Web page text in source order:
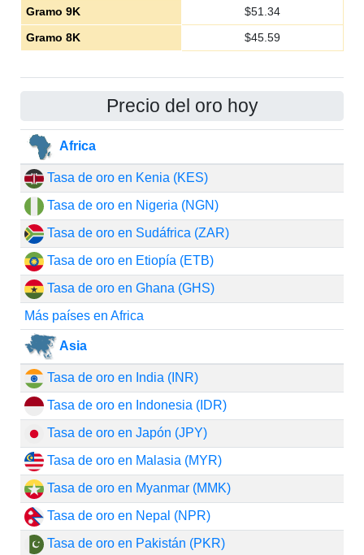
Gramo 9K
$51.34
Gramo 8K
$45.59
Precio del oro hoy
Africa
Tasa de oro en Kenia (KES)
Tasa de oro en Nigeria (NGN)
Tasa de oro en Sudáfrica (ZAR)
Tasa de oro en Etiopía (ETB)
Tasa de oro en Ghana (GHS)
Más países en Africa
Asia
Tasa de oro en India (INR)
Tasa de oro en Indonesia (IDR)
Tasa de oro en Japón (JPY)
Tasa de oro en Malasia (MYR)
Tasa de oro en Myanmar (MMK)
Tasa de oro en Nepal (NPR)
Tasa de oro en Pakistán (PKR)